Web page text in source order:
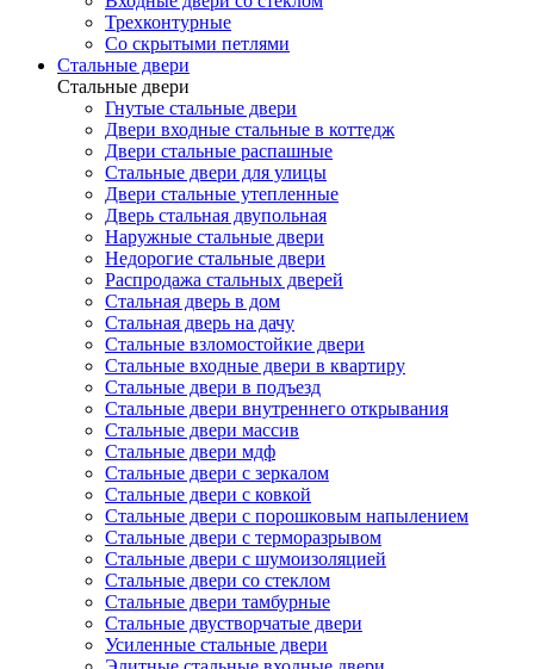
Трехконтурные
Со скрытыми петлями
Стальные двери
Стальные двери
Гнутые стальные двери
Двери входные стальные в коттедж
Двери стальные распашные
Стальные двери для улицы
Двери стальные утепленные
Дверь стальная двупольная
Наружные стальные двери
Недорогие стальные двери
Распродажа стальных дверей
Стальная дверь в дом
Стальная дверь на дачу
Стальные взломостойкие двери
Стальные входные двери в квартиру
Стальные двери в подъезд
Стальные двери внутреннего открывания
Стальные двери массив
Стальные двери мдф
Стальные двери с зеркалом
Стальные двери с ковкой
Стальные двери с порошковым напылением
Стальные двери с терморазрывом
Стальные двери с шумоизоляцией
Стальные двери со стеклом
Стальные двери тамбурные
Стальные двустворчатые двери
Усиленные стальные двери